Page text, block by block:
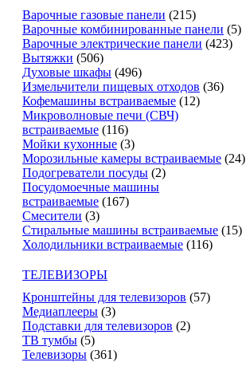
Варочные газовые панели (215)
Варочные комбинированные панели (5)
Варочные электрические панели (423)
Вытяжки (506)
Духовые шкафы (496)
Измельчители пищевых отходов (36)
Кофемашины встраиваемые (12)
Микроволновые печи (СВЧ)
встраиваемые (116)
Мойки кухонные (3)
Морозильные камеры встраиваемые (24)
Подогреватели посуды (2)
Посудомоечные машины
встраиваемые (167)
Смесители (3)
Стиральные машины встраиваемые (15)
Холодильники встраиваемые (116)
ТЕЛЕВИЗОРЫ
Кронштейны для телевизоров (57)
Медиаплееры (3)
Подставки для телевизоров (2)
ТВ тумбы (5)
Телевизоры (361)